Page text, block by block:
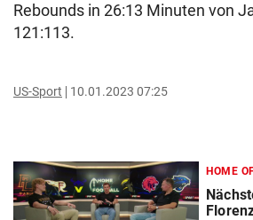
Rebounds in 26:13 Minuten von
121:113.
US-Sport 10.01.2023 07:25
HOME